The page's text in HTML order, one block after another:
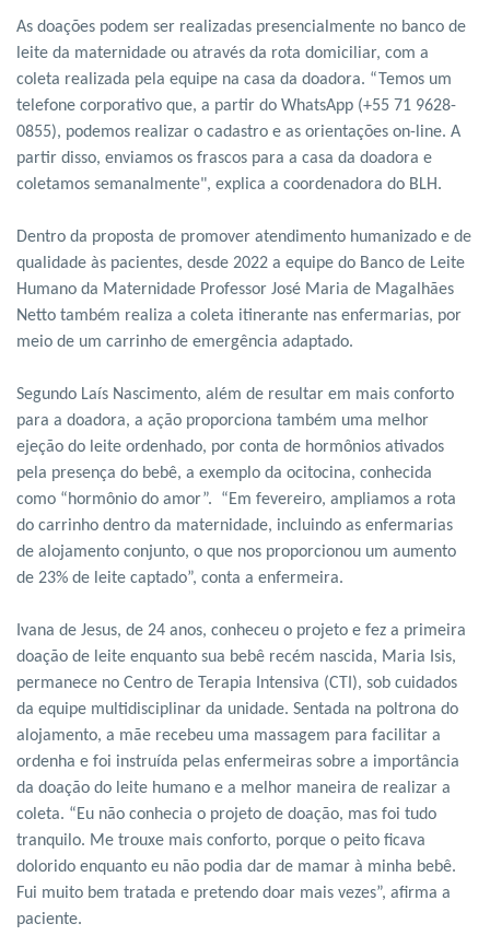
As doações podem ser realizadas presencialmente no banco de
leite da maternidade ou através da rota domiciliar, com a
coleta realizada pela equipe na casa da doadora. “Temos um
telefone corporativo que, a partir do WhatsApp (+55 71 9628-
0855), podemos realizar o cadastro e as orientações on-line. A
partir disso, enviamos os frascos para a casa da doadora e
coletamos semanalmente", explica a coordenadora do BLH.
Dentro da proposta de promover atendimento humanizado e de
qualidade às pacientes, desde 2022 a equipe do Banco de Leite
Humano da Maternidade Professor José Maria de Magalhães
Netto também realiza a coleta itinerante nas enfermarias, por
meio de um carrinho de emergência adaptado.
Segundo Laís Nascimento, além de resultar em mais conforto
para a doadora, a ação proporciona também uma melhor
ejeção do leite ordenhado, por conta de hormônios ativados
pela presença do bebê, a exemplo da ocitocina, conhecida
como “hormônio do amor”. “Em fevereiro, ampliamos a rota
do carrinho dentro da maternidade, incluindo as enfermarias
de alojamento conjunto, o que nos proporcionou um aumento
de 23% de leite captado”, conta a enfermeira.
Ivana de Jesus, de 24 anos, conheceu o projeto e fez a primeira
doação de leite enquanto sua bebê recém nascida, Maria Isis,
permanece no Centro de Terapia Intensiva (CTI), sob cuidados
da equipe multidisciplinar da unidade. Sentada na poltrona do
alojamento, a mãe recebeu uma massagem para facilitar a
ordenha e foi instruída pelas enfermeiras sobre a importância
da doação do leite humano e a melhor maneira de realizar a
coleta. “Eu não conhecia o projeto de doação, mas foi tudo
tranquilo. Me trouxe mais conforto, porque o peito ficava
dolorido enquanto eu não podia dar de mamar à minha bebê.
Fui muito bem tratada e pretendo doar mais vezes”, afirma a
paciente.